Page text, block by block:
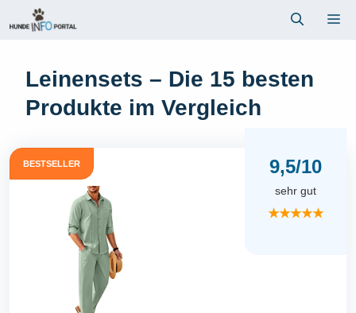
Inhalt
Leinensets – Die 15 besten
Produkte im Vergleich
BESTSELLER 9,5/10
sehr gut
★★★★★